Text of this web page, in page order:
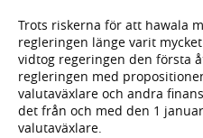
Trots riskerna för att hawala
regleringen länge varit
vidtog regeringen den första
regleringen med
valutaväxlare och andra
det från och med den 1
valutaväxlare.